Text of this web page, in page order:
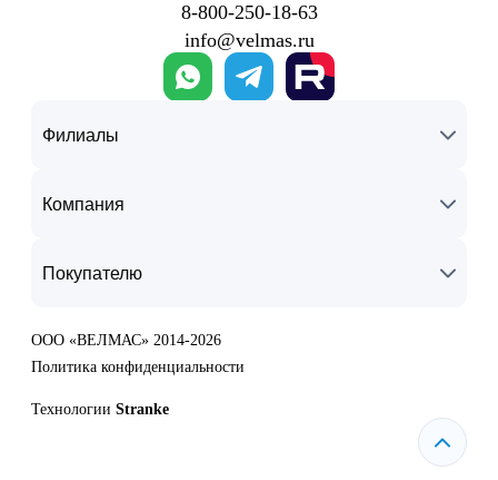
8‑800‑250‑18‑63
info@velmas.ru
Филиалы
Компания
Покупателю
ООО «ВЕЛМАС» 2014-2026
Политика конфиденциальности
Технологии Stranke